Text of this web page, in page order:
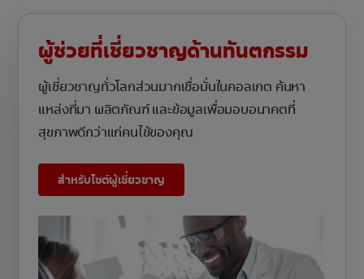
ผู้ช่วยที่เชี่ยวชาญด้านทันตกรรม
ผู้เชี่ยวชาญทั่วโลกส่วนมากเชื่อมั่นในคอลเกต ค้นหา
แหล่งที่มา ผลิตภัณฑ์ และข้อมูลเพื่อมอบอนาคตที่
สุขภาพดีกว่าแก่คนไข้ของคุณ
สำหรับไซต์ผู้เชี่ยวชาญ